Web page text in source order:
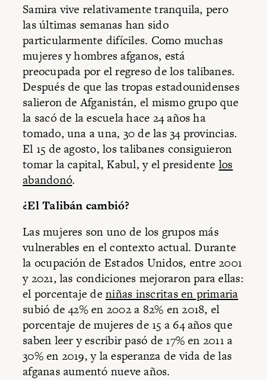
Samira vive relativamente tranquila, pero
las últimas semanas han sido
particularmente difíciles. Como muchas
mujeres y hombres afganos, está
preocupada por el regreso de los talibanes.
Después de que las tropas estadounidenses
salieron de Afganistán, el mismo grupo que
la sacó de la escuela hace 24 años ha
tomado, una a una, 30 de las 34 provincias.
El 15 de agosto, los talibanes consiguieron
tomar la capital, Kabul, y el presidente los
abandonó.
¿El Talibán cambió?
Las mujeres son uno de los grupos más
vulnerables en el contexto actual. Durante
la ocupación de Estados Unidos, entre 2001
y 2021, las condiciones mejoraron para ellas:
el porcentaje deniñas inscritas en primaria
subió de 42% en 2002 a 82% en 2018, el
porcentaje de mujeres de 15 a 64 años que
saben leer y escribir pasó de 17% en 2011 a
30% en 2019, y la esperanza de vida de las
afganas aumentó nueve años.